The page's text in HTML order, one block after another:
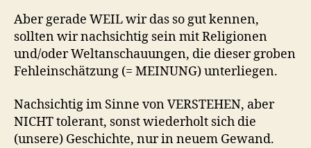
Aber gerade WEIL wir das so gut kennen,
sollten wir nachsichtig sein mit Religionen
und/oder Weltanschauungen, die dieser groben
Fehleinschätzung (= MEINUNG) unterliegen.
Nachsichtig im Sinne von VERSTEHEN, aber
NICHT tolerant, sonst wiederholt sich die
(unsere) Geschichte, nur in neuem Gewand.